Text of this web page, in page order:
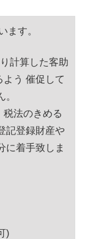
ます。
計算した客助
う 催促して
税法のきめる
記登録財産や
に着手致しま
)